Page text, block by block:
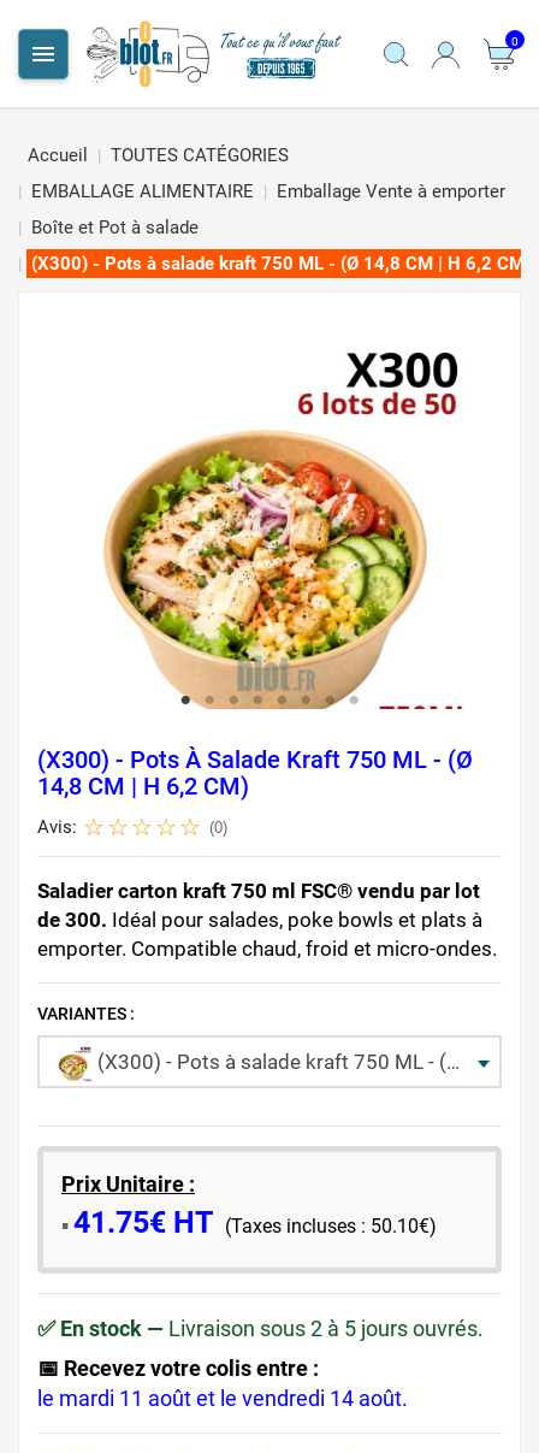
 0
Accueil
TOUTES CATÉGORIES
EMBALLAGE ALIMENTAIRE
Emballage Vente à emporter
Boîte et Pot à salade
(X300) - Pots à salade kraft 750 ML - (Ø 14,8 CM | H 6,2 CM)
(X300) - Pots À Salade Kraft 750 ML - (Ø
14,8 CM | H 6,2 CM)
Avis: (0)
Saladier carton kraft 750 ml FSC® vendu par lot
de 300. Idéal pour salades, poke bowls et plats à
emporter. Compatible chaud, froid et micro-ondes.
VARIANTES :
(X300) - Pots à salade kraft 750 ML - (Ø 14,8 CM | H 6,2 CM)
Prix Unitaire :
​▪️​41.75€ HT (Taxes incluses : 50.10€)
✅ En stock — Livraison sous 2 à 5 jours ouvrés.
📅 Recevez votre colis entre :
le mardi 11 août et le vendredi 14 août.